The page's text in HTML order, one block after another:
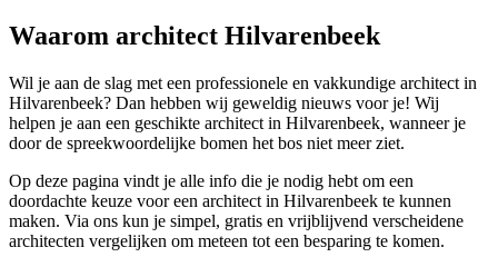
Waarom architect Hilvarenbeek
Wil je aan de slag met een professionele en vakkundige architect in
Hilvarenbeek? Dan hebben wij geweldig nieuws voor je! Wij
helpen je aan een geschikte architect in Hilvarenbeek, wanneer je
door de spreekwoordelijke bomen het bos niet meer ziet.
Op deze pagina vindt je alle info die je nodig hebt om een
doordachte keuze voor een architect in Hilvarenbeek te kunnen
maken. Via ons kun je simpel, gratis en vrijblijvend verscheidene
architecten vergelijken om meteen tot een besparing te komen.